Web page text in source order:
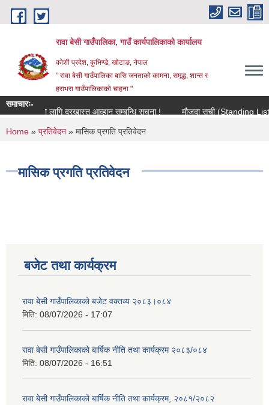
Skip to main content
रावा बेसी गाउँपालिका, गाउँ कार्यपालिकाको कार्यालय
कोशी प्रदेश, कुभिण्डे, खोटाङ, नेपाल
" रावा बेसी गाउँपालिका बासि जनताको कामना, समृद्ध, शान्त र
हराभरा गाउँपालिकाको चाहना "
समाचारः-
लागि दरखास्त आव्हान सम्बन्धि सूचना !
मौजुदा सूची (Standing List)
You are here
Home » प्रतिवेदन » मासिक प्रगति प्रतिवेदन
मासिक प्रगति प्रतिवेदन
बजेट तथा कार्यक्रम
रावा बेसी गाउँपालिकाको बजेट वक्तव्य २०८३।०८४
मिति: 08/07/2026 - 17:07
रावा बेसी गाउँपालिकाको बार्षिक नीति तथा कार्यक्रम २०८३/०८४
मिति: 08/07/2026 - 16:51
रावा बेसी गाउँपालिकाको बार्षिक नीति तथा कार्यक्रम, २०८१/२०८२